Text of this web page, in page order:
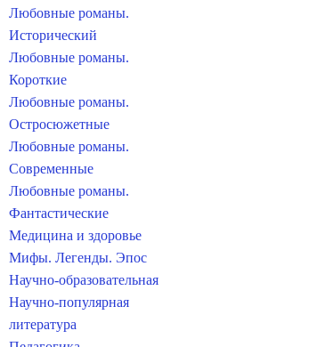
Любовные романы.
Исторический
Любовные романы.
Короткие
Любовные романы.
Остросюжетные
Любовные романы.
Современные
Любовные романы.
Фантастические
Медицина и здоровье
Мифы. Легенды. Эпос
Научно-образовательная
Научно-популярная
литература